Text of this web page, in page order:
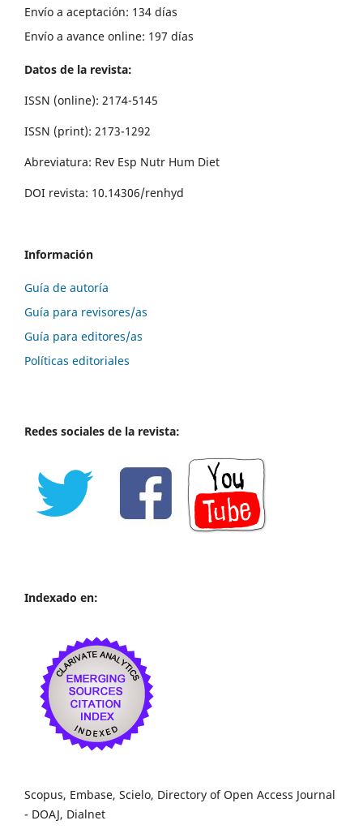
Envío a aceptación: 134 días
Envío a avance online: 197 días
Datos de la revista:
ISSN (online): 2174-5145
ISSN (print): 2173-1292
Abreviatura: Rev Esp Nutr Hum Diet
DOI revista: 10.14306/renhyd
Información
Guía de autoría
Guía para revisores/as
Guía para editores/as
Políticas editoriales
Redes sociales de la revista:
Indexado en:
Scopus, Embase, Scielo, Directory of Open Access Journal
- DOAJ, Dialnet